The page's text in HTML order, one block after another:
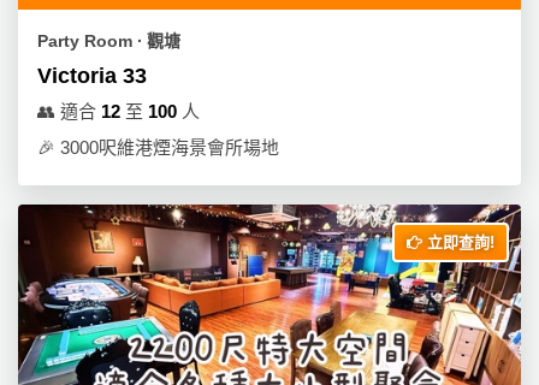
Party Room ∙ 觀塘
Victoria 33
👥 適合 12 至 100 人
🎉 3000呎維港煙海景會所場地
立即查詢!